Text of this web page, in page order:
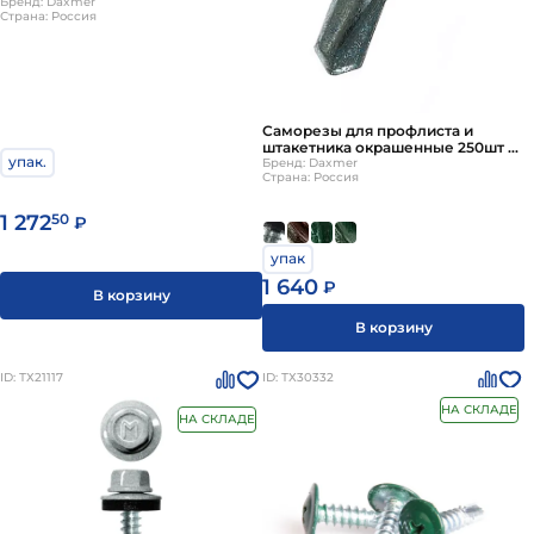
Страна: Россия
упак.
1 27250 ₽
В корзину
Саморезы для профлиста и
штакетника окрашенные 250шт в
упак. шестигранная головка,
шайба ЕПДМ Daxmer D5.5*19мм
Бренд: Daxmer
Страна: Россия
упак
1 640 ₽
В корзину
ID: ТХ21117
НА СКЛАДЕ
ID: ТХ30332
НА СКЛАДЕ